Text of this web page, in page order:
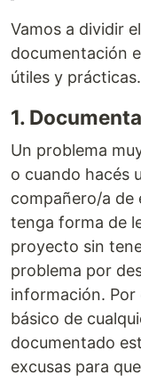
Vamos a dividir
documentación
útiles y prácticas.
1.
Un problema
o cuando hacés
compañero/a de
tenga forma de
proyecto sin
problema por
información. Por
básico de
documentado
excusas para